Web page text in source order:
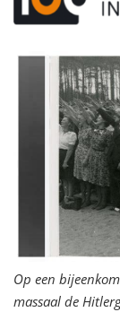
Op een
massaal de